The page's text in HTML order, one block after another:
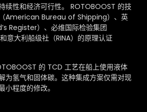
续性和经济可行性。 ROTOBOOST 的技
American Bureau of Shipping）、英
Register）、必维国际检验集团
意大利船级社（RINA）的原理认证
的 TCD 工艺在船上使用液体
为氢气和固体碳。这种集成方案仅需对现
小程度的修改。